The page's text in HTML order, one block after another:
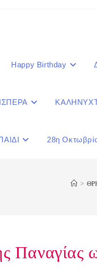
Happy Birthday
28η
>
Παναγίας